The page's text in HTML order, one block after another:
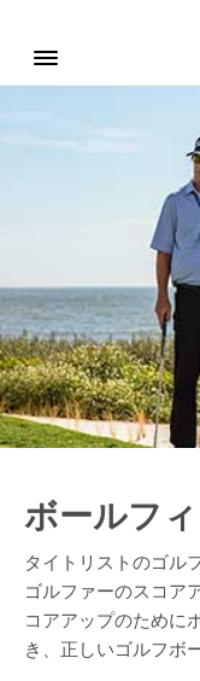
Menu
ボールフ
タイトリストのゴル
ゴルファーのスコア
コアアップのために
き、正しいゴルフボ